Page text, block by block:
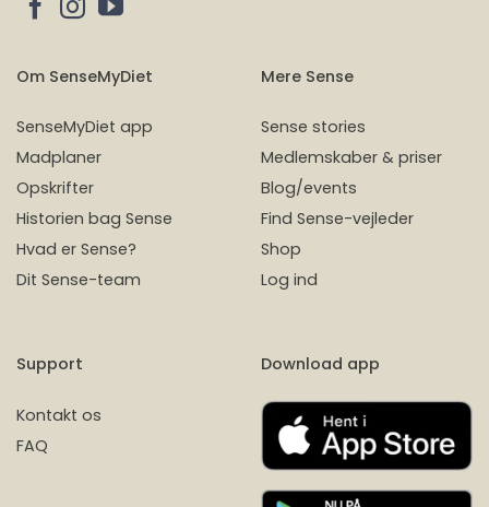
Om SenseMyDiet
SenseMyDiet app
Madplaner
Opskrifter
Historien bag Sense
Hvad er Sense?
Dit Sense-team
Mere Sense
Sense stories
Medlemskaber & priser
Blog/events
Find Sense-vejleder
Shop
Log ind
Support
Kontakt os
FAQ
Download app